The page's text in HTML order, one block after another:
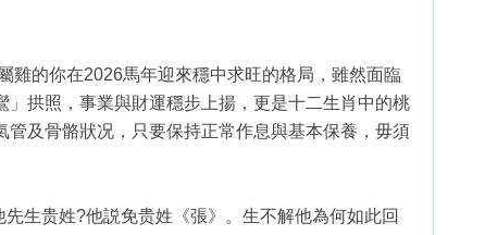
雞的你在2026馬年迎來穩中求旺的格局，雖然面臨
拱照，事業與財運穩步上揚，更是十二生肖中的桃
及骨骼狀况，只要保持正常作息與基本保養，毋須
先生贵姓?他説免贵姓《張》。生不解他為何如此回